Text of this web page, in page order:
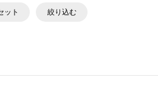
ット 絞り込む